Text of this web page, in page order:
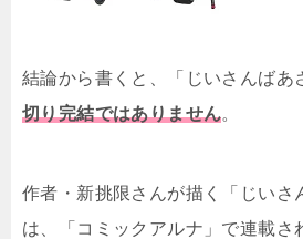
結論から書くと、「じいさんばあ
切り完結ではありません。
作者・新挑限さんが描く「じいさ
は、「コミックアルナ」で連載さ